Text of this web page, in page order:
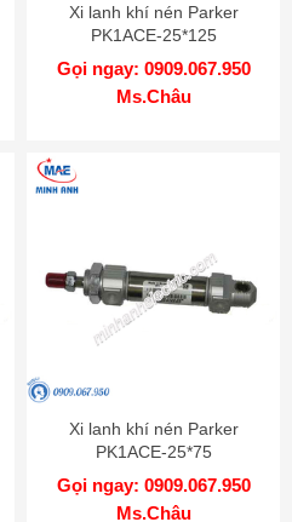
Xi lanh khí nén Parker
PK1ACE-25*125
Gọi ngay: 0909.067.950
Ms.Châu
Xi lanh khí nén Parker
PK1ACE-25*75
Gọi ngay: 0909.067.950
Ms.Châu